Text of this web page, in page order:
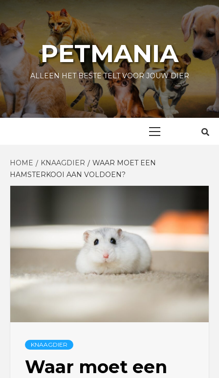
content
PETMANIA
ALLEEN HET BESTE TELT VOOR JOUW DIER
HOME KNAAGDIER
WAAR MOET EEN
HAMSTERKOOI AAN VOLDOEN?
KNAAGDIER
Waar moet een